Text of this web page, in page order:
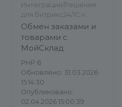
Интеграция/Решения
для Битрикс24/1С и
другие ERP/Импорт/
экспорт
Обмен заказами и
товарами с
МойСклад
PHP 8
Обновлено: 31.03.2026
15:14:30
Опубликовано:
02.04.2026 15:00:39